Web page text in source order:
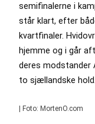
semifinalerne i
står klart, efter
kvartfinaler.
hjemme og i går
deres modstander
to sjællandske hold…
| Foto: MortenO.com